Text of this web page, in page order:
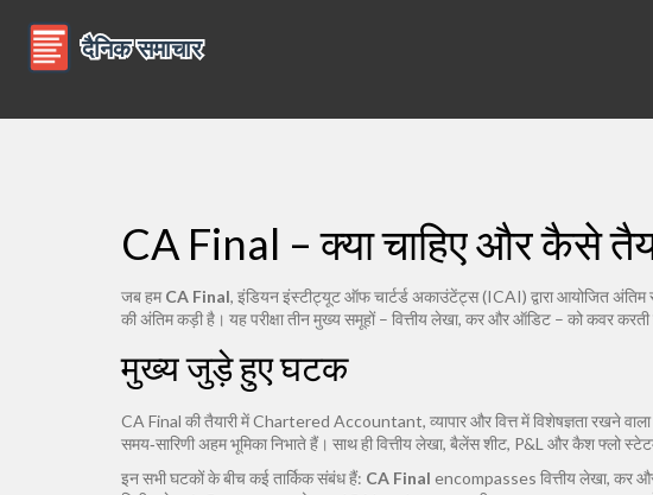
CA Final – क्या चाहिए और कैसे
जब हमCA Final, इंडियन इंस्टीट्यूट ऑफ चार्टर्ड अकाउंटेंट्स (ICAI) द्वारा आयोजित अंतिम
की अंतिम कड़ी है। यह परीक्षा तीन मुख्य समूहों – वित्तीय लेखा, कर और ऑडिट – को कवर
मुख्य जुड़े हुए घटक
CA Final की तैयारी मेंChartered Accountant, व्यापार और वित्त में विशेषज्ञता रखने
समय‑सारिणी अहम भूमिका निभाते हैं। साथ हीवित्तीय लेखा, बैलेंस शीट, P&L और कैश फ्लो
इन सभी घटकों के बीच कई तार्किक संबंध हैं: CA Final encompasses वित्तीय लेखा, कर